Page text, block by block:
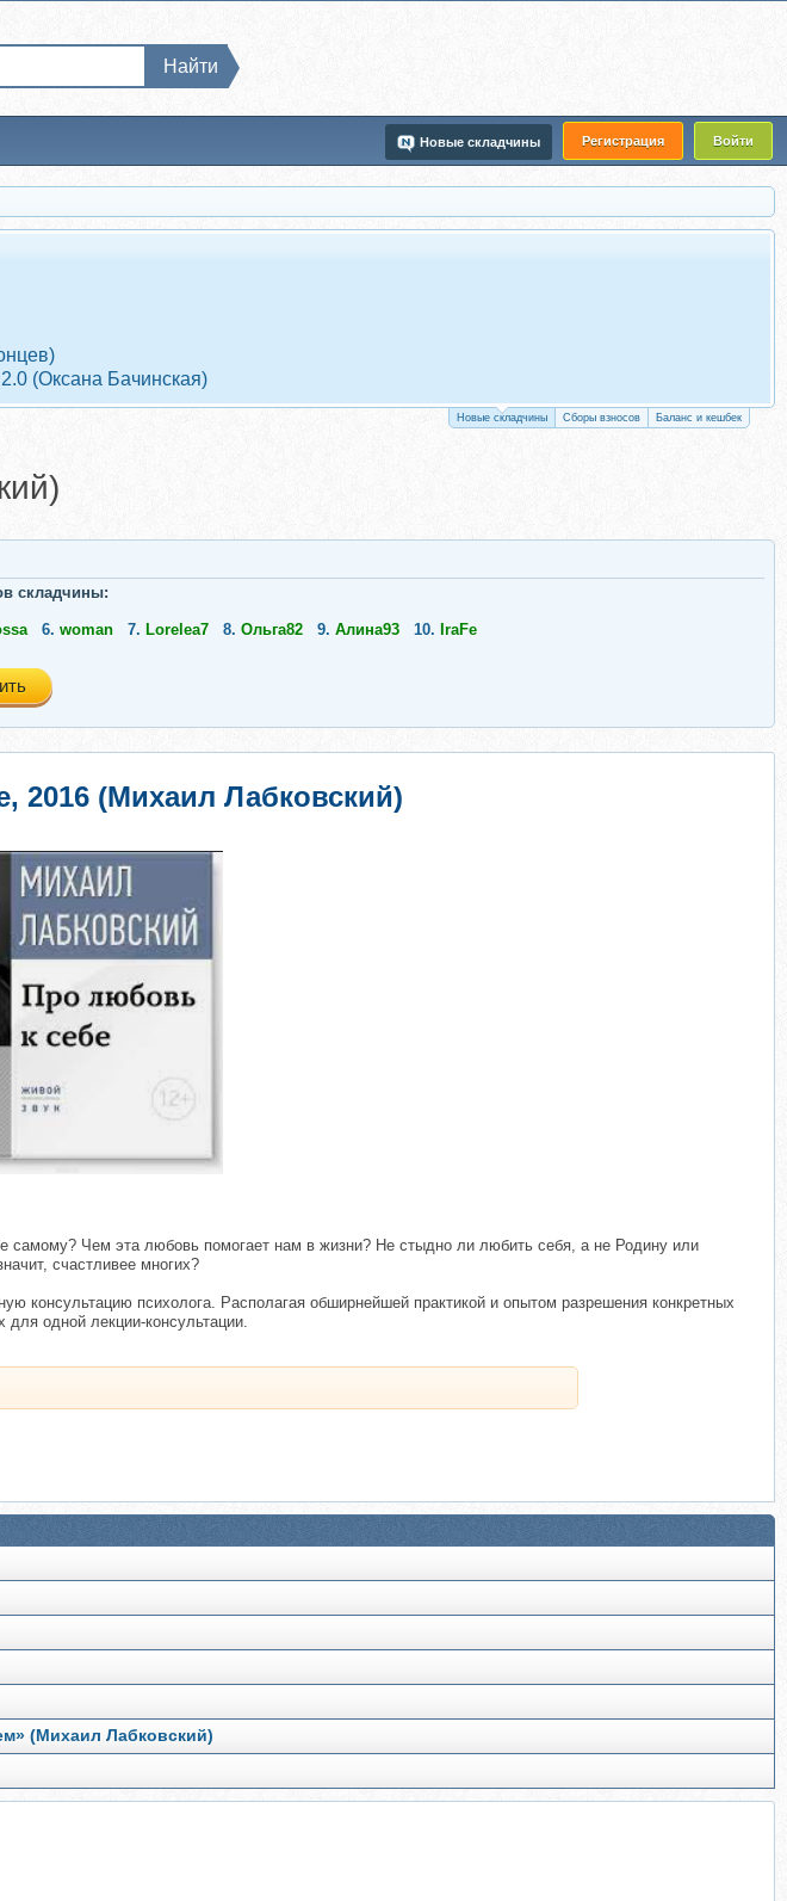
Регистрация Войти
Новые складчины
Найти
(Оксана Бачинская)
Новые складчины Сборы взносов Баланс и кешбек
складчины:
6. woman 7. Lorelea7 8. Ольга82 9. Алина93 10. IraFe
2016 (Михаил Лабковский)
самому? Чем эта любовь помогает нам в жизни? Не стыдно ли любить себя, а не Родину или
счастливее многих?
консультацию психолога. Располагая обширнейшей практикой и опытом разрешения конкретных
одной лекции-консультации.
(Михаил Лабковский)